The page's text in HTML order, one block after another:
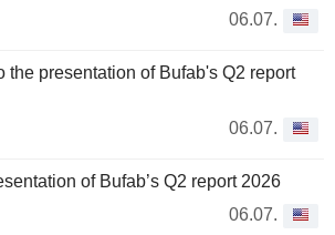
06.07.
the presentation of Bufab's Q2 report
06.07.
of Bufab’s Q2 report 2026
06.07.